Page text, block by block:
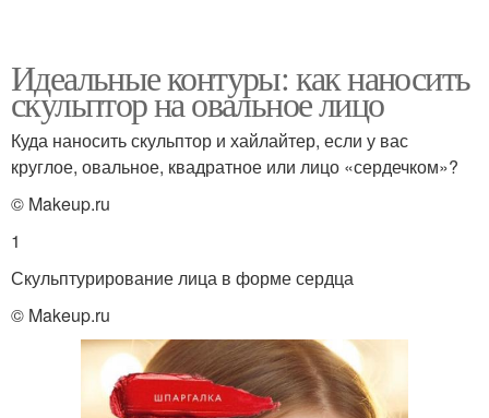
Идеальные контуры: как наносить
скульптор на овальное лицо
Куда наносить скульптор и хайлайтер, если у вас
круглое, овальное, квадратное или лицо «сердечком»?
© Makeup.ru
1
Скульптурирование лица в форме сердца
© Makeup.ru